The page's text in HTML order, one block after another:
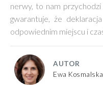
nerwy, to nam
gwarantuje, że
odpowiednim miejscu i
AUTOR
Ewa Kosmalska